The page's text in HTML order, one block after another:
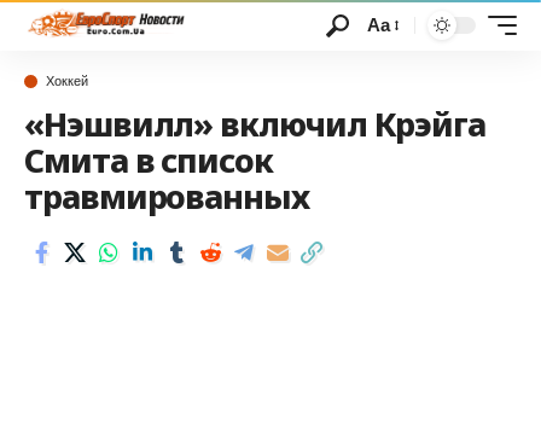
Аа
Хоккей
«Нэшвилл» включил Крэйга
Смита в список
травмированных